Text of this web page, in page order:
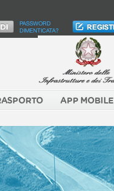
PASSWORD
DIMENTICATA?
APP MOBILE